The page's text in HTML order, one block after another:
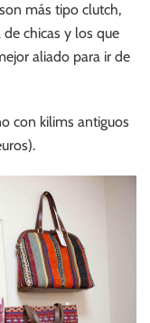
más tipo clutch,
chicas y los que
aliado para ir de
con kilims antiguos